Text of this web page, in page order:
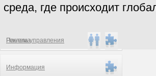
среда, где происходит
Реклама
Панель управления
Информация